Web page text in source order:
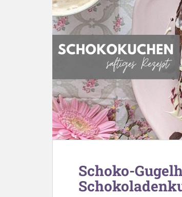
Schoko-